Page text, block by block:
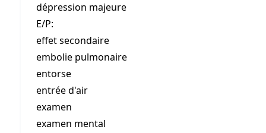
dépression majeure
E/P:
effet secondaire
embolie pulmonaire
entorse
entrée d'air
examen
examen mental